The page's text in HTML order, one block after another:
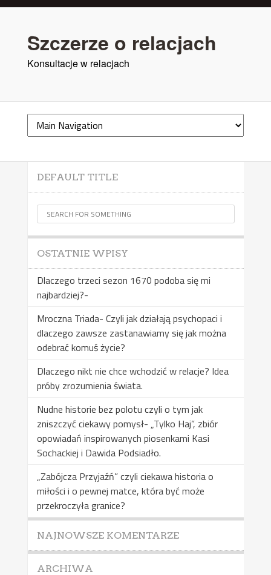
Szczerze o relacjach
Konsultacje w relacjach
DEFAULT TITLE
OSTATNIE WPISY
Dlaczego trzeci sezon 1670 podoba się mi
najbardziej?-
Mroczna Triada- Czyli jak działają psychopaci i
dlaczego zawsze zastanawiamy się jak można
odebrać komuś życie?
Dlaczego nikt nie chce wchodzić w relacje? Idea
próby zrozumienia świata.
Nudne historie bez polotu czyli o tym jak
zniszczyć ciekawy pomysł- „Tylko Haj”, zbiór
opowiadań inspirowanych piosenkami Kasi
Sochackiej i Dawida Podsiadło.
„Zabójcza Przyjaźń” czyli ciekawa historia o
miłości i o pewnej matce, która być może
przekroczyła granice?
NAJNOWSZE KOMENTARZE
ARCHIWA